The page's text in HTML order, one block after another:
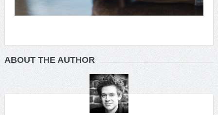
ABOUT THE AUTHOR